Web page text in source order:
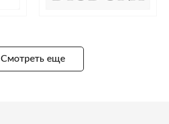
Смотреть еще